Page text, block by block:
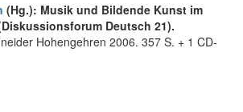
(Hg.): Musik und Bildende Kunst im
Deutsch 21).
Hohengehren 2006. 357 S. + 1 CD-